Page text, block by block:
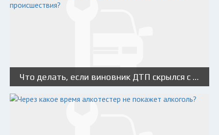
Что делать, если виновник ДТП скрылся с места происшествия?